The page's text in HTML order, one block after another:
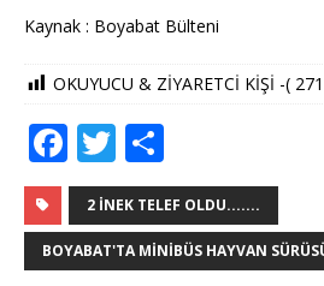
Kaynak : Boyabat Bülteni
OKUYUCU & ZİYARETCİ KİŞİ -( 271
F
a
c
e
T
w
it
te
h
ar
e
2 İNEK TELEF OLDU.......
BOYABAT'TA MINIBÜS HAYVAN